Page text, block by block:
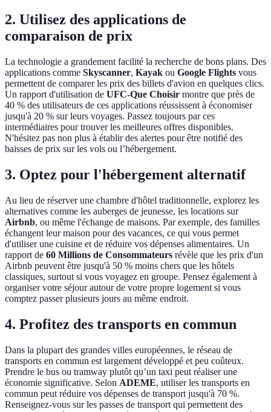
2. Utilisez des applications de
comparaison de prix
La technologie a grandement facilité la recherche de bons plans. Des
applications comme Skyscanner, Kayak ou Google Flights vous
permettent de comparer les prix des billets d'avion en quelques clics.
Un rapport d'utilisation de UFC-Que Choisir montre que près de
40 % des utilisateurs de ces applications réussissent à économiser
jusqu'à 20 % sur leurs voyages. Passez toujours par ces
intermédiaires pour trouver les meilleures offres disponibles.
N'hésitez pas non plus à établir des alertes pour être notifié des
baisses de prix sur les vols ou l’hébergement.
3. Optez pour l'hébergement alternatif
Au lieu de réserver une chambre d'hôtel traditionnelle, explorez les
alternatives comme les auberges de jeunesse, les locations sur
Airbnb, ou même l'échange de maisons. Par exemple, des familles
échangent leur maison pour des vacances, ce qui vous permet
d'utiliser une cuisine et de réduire vos dépenses alimentaires. Un
rapport de 60 Millions de Consommateurs révèle que les prix d'un
Airbnb peuvent être jusqu'à 50 % moins chers que les hôtels
classiques, surtout si vous voyagez en groupe. Pensez également à
organiser votre séjour autour de votre propre logement si vous
comptez passer plusieurs jours au même endroit.
4. Profitez des transports en commun
Dans la plupart des grandes villes européennes, le réseau de
transports en commun est largement développé et peu coûteux.
Prendre le bus ou tramway plutôt qu’un taxi peut réaliser une
économie significative. Selon ADEME, utiliser les transports en
commun peut réduire vos dépenses de transport jusqu'à 70 %.
Renseignez-vous sur les passes de transport qui permettent des